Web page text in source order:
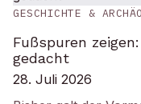
GESCHICHTE &
Fußspuren
gedacht
28. Juli 2026